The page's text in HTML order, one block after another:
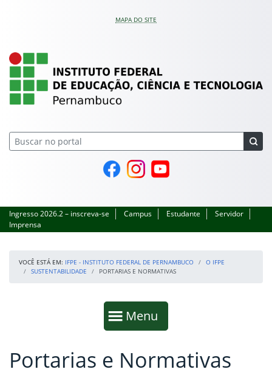
MAPA DO SITE
IFPE – Instituto
Página do Facebook
Perfil no Instagram
Canal no YouTube
Ingresso 2026.2 – inscreva-se Campus Estudante
Servidor
Imprensa
VOCÊ ESTÁ EM: IFPE - INSTITUTO FEDERAL DE PERNAMBUCO
O IFPE
SUSTENTABILIDADE
PORTARIAS E NORMATIVAS
Mostrar
Menu
Fim da navegação
Início do conteúdo
Portarias e Normativas